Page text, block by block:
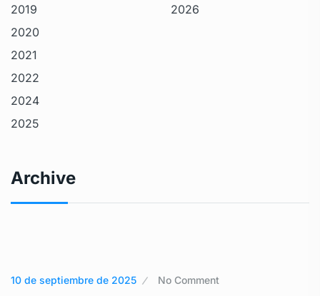
2019
2020
2021
2022
2024
2025
2026
Archive
10 de septiembre de 2025 No Comment